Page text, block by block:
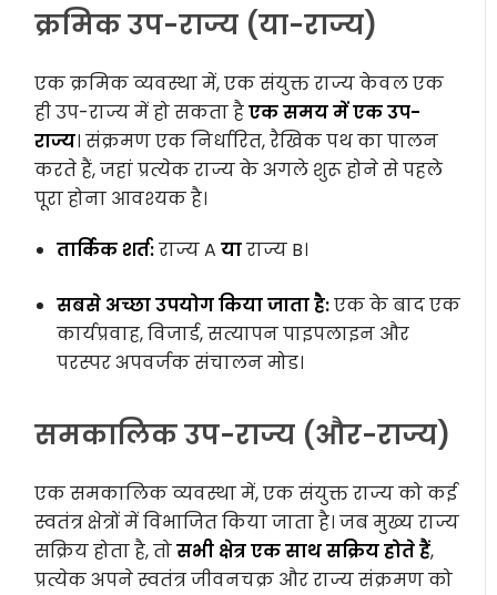
क्रमिक उप-राज्य (या-राज्य)
एक क्रमिक व्यवस्था में, एक संयुक्त राज्य केवल एक
ही उप-राज्य में हो सकता हैएक समय में एक उप-
राज्य। संक्रमण एक निर्धारित, रैखिक पथ का पालन
करते हैं, जहां प्रत्येक राज्य के अगले शुरू होने से पहले
पूरा होना आवश्यक है।
तार्किक शर्त:राज्य Aयाराज्य B।
सबसे अच्छा उपयोग किया जाता है:एक के बाद एक
कार्यप्रवाह, विजार्ड, सत्यापन पाइपलाइन और
परस्पर अपवर्जक संचालन मोड।
समकालिक उप-राज्य (और-राज्य)
एक समकालिक व्यवस्था में, एक संयुक्त राज्य को कई
स्वतंत्र क्षेत्रों में विभाजित किया जाता है। जब मुख्य राज्य
सक्रिय होता है, तोसभी क्षेत्र एक साथ सक्रिय होते हैं,
प्रत्येक अपने स्वतंत्र जीवनचक्र और राज्य संक्रमण को